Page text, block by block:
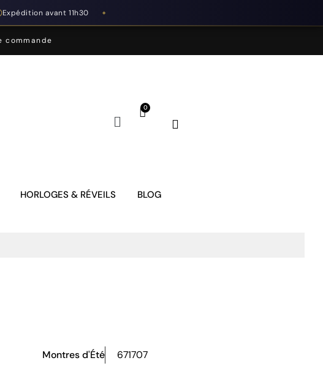
Expédition avant 11h30 ◆
commande
HORLOGES & RÉVEILS BLOG
Montres d'Été 671707